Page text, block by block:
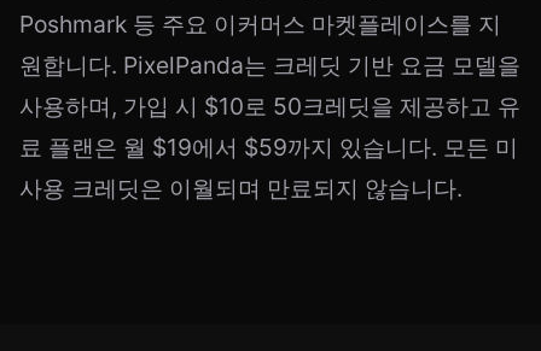
Poshmark 등 주요 이커머스 마켓플레이스를 지
원합니다. PixelPanda는 크레딧 기반 요금 모델을
사용하며, 가입 시 $10로 50크레딧을 제공하고 유
료 플랜은 월 $19에서 $59까지 있습니다. 모든 미
사용 크레딧은 이월되며 만료되지 않습니다.